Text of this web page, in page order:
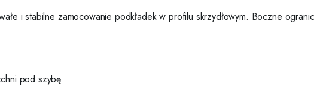
i stabilne zamocowanie podkładek w profilu skrzydłowym. Boczne
pod szybę